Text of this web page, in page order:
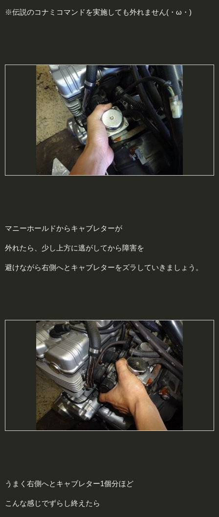
※伝説のコナミコマンドを実施しても外れません(・ω・)
マニーホールドからキャブレターが
外れたら、少し上方に逃がしてから障害を
避けながら右側へとキャブレターをズラしていきましょう。
うまく右側へとキャブレター1個分ほど
こんな感じでずらし終えたら